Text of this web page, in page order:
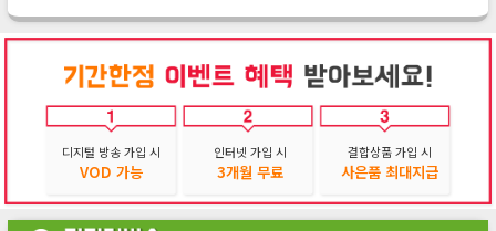
디지털 방송 가입 시
VOD 가능
인터넷 가입 시
3개월 무료
결합상품 가입 시
사은품 최대지급